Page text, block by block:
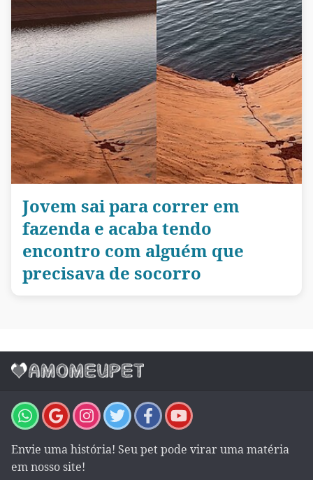
Jovem sai para correr em
fazenda e acaba tendo
encontro com alguém que
precisava de socorro
Envie uma história! Seu pet pode virar uma matéria
em nosso site!